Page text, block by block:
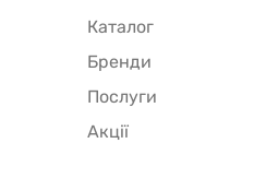
Каталог
Бренди
Послуги
Акції